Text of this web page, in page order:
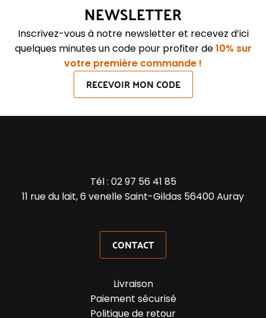
NEWSLETTER
Inscrivez-vous à notre newsletter et recevez d’ici
quelques minutes un code pour profiter de10% sur
votre première commande !
RECEVOIR MON CODE
Tél : 02 97 56 41 85
11 rue du lait, 6 venelle Saint-Gildas 56400 Auray
CONTACT
Livraison
Paiement sécurisé
Politique de retour